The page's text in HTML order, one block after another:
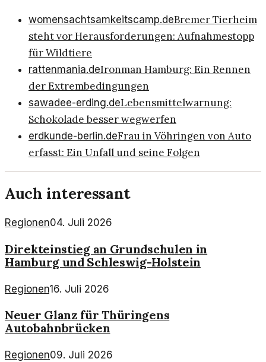
womensachtsamkeitscamp.deBremer Tierheim
steht vor Herausforderungen: Aufnahmestopp
für Wildtiere
rattenmania.deIronman Hamburg: Ein Rennen
der Extrembedingungen
sawadee-erding.deLebensmittelwarnung:
Schokolade besser wegwerfen
erdkunde-berlin.deFrau in Vöhringen von Auto
erfasst: Ein Unfall und seine Folgen
Auch interessant
Regionen04. Juli 2026
Direkteinstieg an Grundschulen in
Hamburg und Schleswig-Holstein
Regionen16. Juli 2026
Neuer Glanz für Thüringens
Autobahnbrücken
Regionen09. Juli 2026